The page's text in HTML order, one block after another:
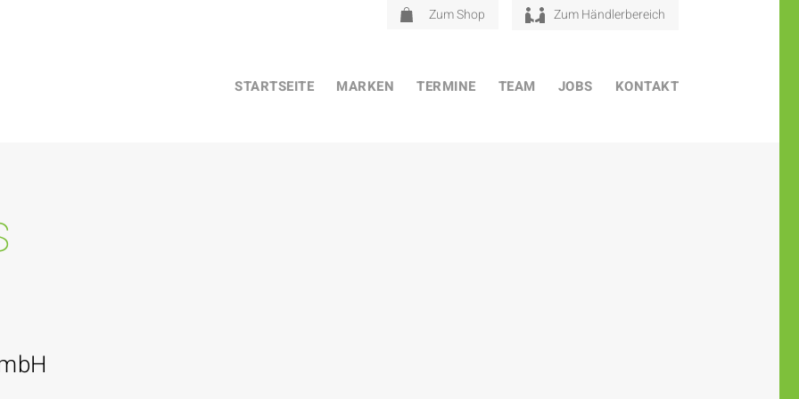
Zum Shop Zum Händlerbereich
STARTSEITE MARKEN TERMINE TEAM JOBS KONTAKT